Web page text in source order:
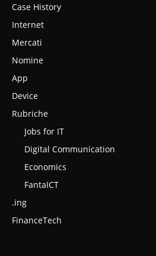
Case History
Internet
Mercati
Nomine
App
Device
Rubriche
Jobs for IT
Digital Communication
Economics
FantaICT
.ing
FinanceTech